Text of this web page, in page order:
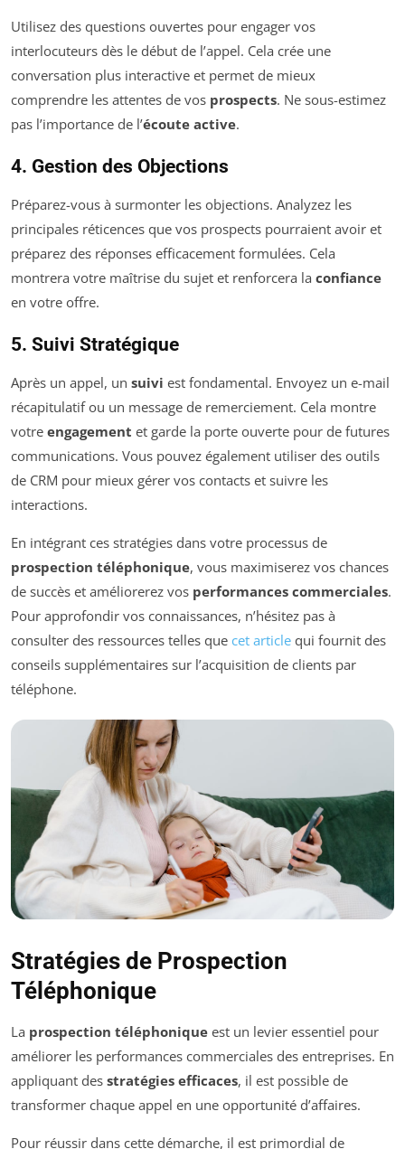
Utilisez des questions ouvertes pour engager vos
interlocuteurs dès le début de l’appel. Cela crée une
conversation plus interactive et permet de mieux
comprendre les attentes de vos prospects. Ne sous-estimez
pas l’importance de l’écoute active.
4. Gestion des Objections
Préparez-vous à surmonter les objections. Analyzez les
principales réticences que vos prospects pourraient avoir et
préparez des réponses efficacement formulées. Cela
montrera votre maîtrise du sujet et renforcera la confiance
en votre offre.
5. Suivi Stratégique
Après un appel, un suivi est fondamental. Envoyez un e-mail
récapitulatif ou un message de remerciement. Cela montre
votre engagement et garde la porte ouverte pour de futures
communications. Vous pouvez également utiliser des outils
de CRM pour mieux gérer vos contacts et suivre les
interactions.
En intégrant ces stratégies dans votre processus de
prospection téléphonique, vous maximiserez vos chances
de succès et améliorerez vos performances commerciales.
Pour approfondir vos connaissances, n’hésitez pas à
consulter des ressources telles que cet article qui fournit des
conseils supplémentaires sur l’acquisition de clients par
téléphone.
Stratégies de Prospection
Téléphonique
La prospection téléphonique est un levier essentiel pour
améliorer les performances commerciales des entreprises. En
appliquant des stratégies efficaces, il est possible de
transformer chaque appel en une opportunité d’affaires.
Pour réussir dans cette démarche, il est primordial de